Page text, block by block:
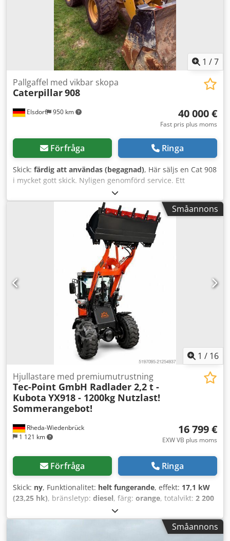
1 /7
Elsdorf 950 km
Pallgaffel med vikbar skopa
Caterpillar908
40 000 €
Fast pris plus moms
Förfråga Ringa
Skick: färdig att användas (begagnad), Här säljs en Cat 908
i mycket gott skick. Nyligen genomförd service. Ett
servicekit ingår. 2040 timmar. Tillverkningsår 2020.
Inkluderar pallgaffel och fällbar skopa. Chsdpjzmqr Uofx
Småannons
1 / 16
Rheda-Wiedenbrück
1 121 km
Hjullastare med premiumutrustning
Tec-Point GmbH Radlader 2,2 t -
Kubota YX918 - 1200kg Nutzlast!
Sommerangebot!
16 799 €
EXW VB plus moms
Förfråga Ringa
Skick: ny, Funktionalitet: helt fungerande, effekt: 17,1 kW
(23,25 hk), bränsletyp: diesel, färg: orange, totalvikt: 2 200
, maximal lastvikt:
skick:100 procent, skopvolym:0,4 m³, grävskopsbredd:
2026, Utrustning: 4-
Småannons